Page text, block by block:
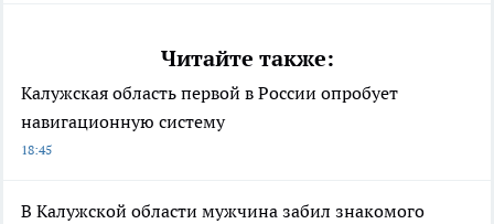
Читайте также:
Калужская область первой в России опробует
навигационную систему
18:45
В Калужской области мужчина забил знакомого